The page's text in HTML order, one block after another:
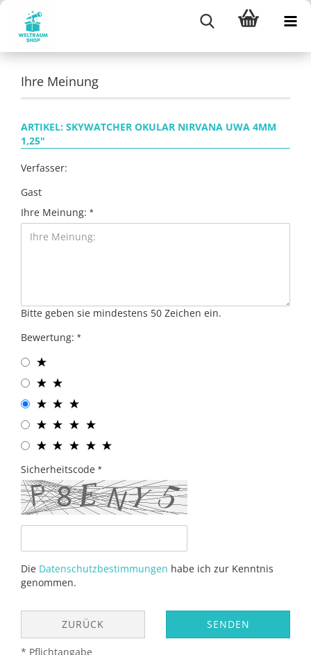
Ihre Meinung
ARTIKEL: SKYWATCHER OKULAR NIRVANA UWA 4MM
1,25"
Verfasser:
Gast
Ihre Meinung:
Bitte geben sie mindestens 50 Zeichen ein.
Bewertung:
Sicherheitscode
Die Datenschutzbestimmungen habe ich zur Kenntnis
genommen.
ZURÜCK SENDEN
* Pflichtangabe